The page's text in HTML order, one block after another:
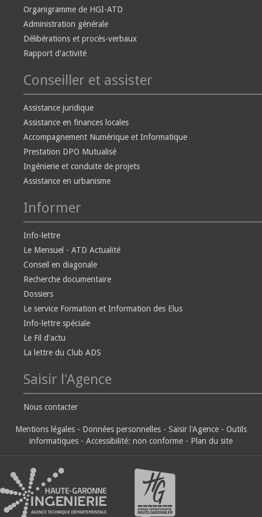
Organigramme de HGI-ATD
Administration générale
Délibérations et procès-verbaux
Rapport d'activité
Conseiller et assister
Assistance juridique
Assistance en finances locales
Accompagnement Numérique et Informatique
Prestation DPO Mutualisé
Ingénierie et conduite de projets
Assistance en urbanisme
Informer
Info-lettre
Le Mensuel - ATD Actualité
Conseil en diagonale
Recherche documentaire
Dossiers
Le service Formation et Information des Elus
Info-lettre spéciale
Le Fil d'actu
La lettre du Club ADS
Saisir l'Agence
Nous contacter
Mentions légales - Données personnelles - Saisir l'Agence - Outils
informatiques - Accessibilité: non conforme - Plan du site